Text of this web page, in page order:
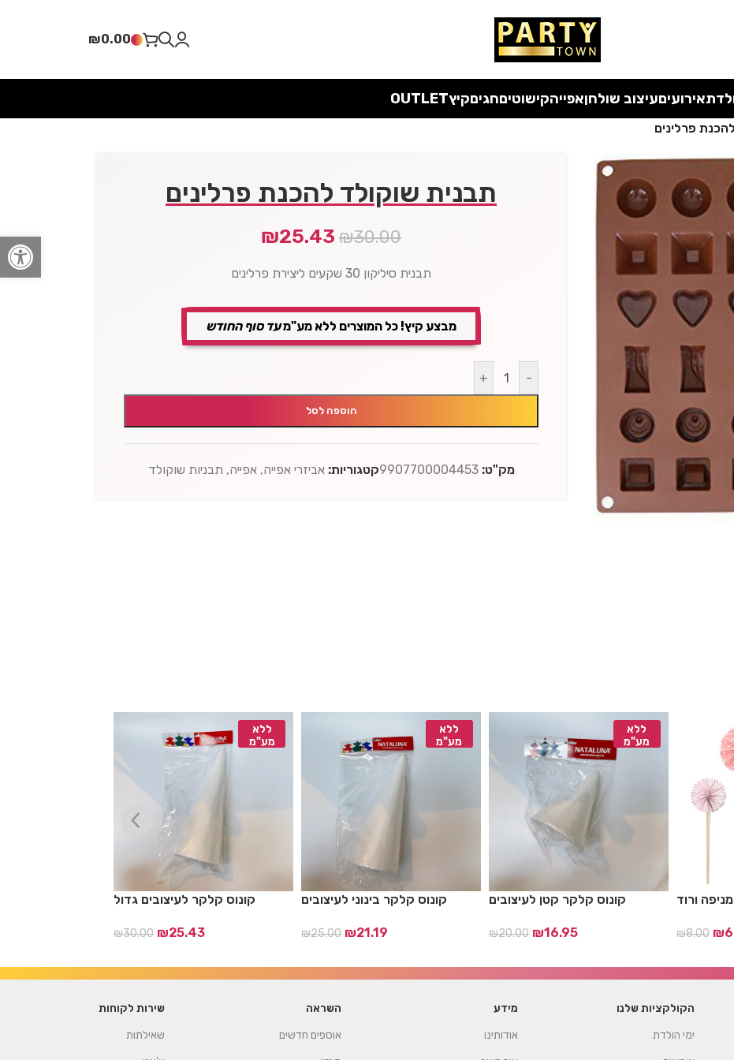
פתח
קיץ! כל המוצרים ללא מע"מעד סוף החודש
₪0.00
אירועיםעיצוב שולחןאפייהקישוטיםחגיםקיץOUTLET
פרלינים
תבנית שוקולד להכנת פרלינים
₪30.00
₪25.43
תבנית סיליקון 30 שקעים ליצירת פרלינים
מבצע קיץ! כל המוצרים ללא מע"מעד סוף החודש
-
+
הוספה לסל
מק"ט:9907700004453קטגוריות: אביזרי אפייה, אפייה, תבניות שוקולד
ללא
מע"מ
קונוס קלקר לעיצובים גדול
₪30.00 ₪25.43
ללא
מע"מ
קונוס קלקר בינוני לעיצובים
₪25.00 ₪21.19
ללא
מע"מ
קונוס קלקר קטן לעיצובים
₪20.00 ₪16.95
ורוד
₪8.00 ₪
הקולקציות שלנו
ימי הולדת
מידע
אודותינו
השראה
אוספים חדשים
שירות לקוחות
שאילתות